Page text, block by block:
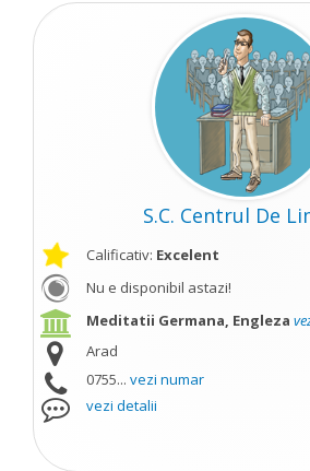
S.C. Centrul De
Calificativ: Excelent
Nu e disponibil astazi!
Meditatii Germana, Engleza
Arad
0755... vezi numar
vezi detalii